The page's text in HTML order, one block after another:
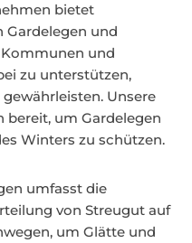
bietet
Gardelegen und
und
zu unterstützen,
Unsere
bereit, um Gardelegen
Winters zu schützen.
umfasst die
von Streugut auf
um Glätte und